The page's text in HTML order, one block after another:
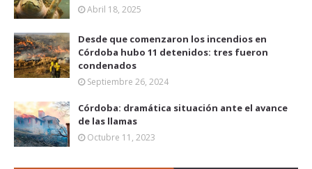
Abril 18, 2025
Desde que comenzaron los incendios en
Córdoba hubo 11 detenidos: tres fueron
condenados
Septiembre 26, 2024
Córdoba: dramática situación ante el avance
de las llamas
Octubre 11, 2023